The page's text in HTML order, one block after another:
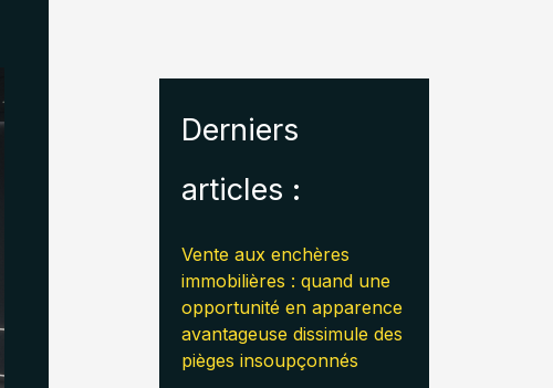
Derniers
articles :
Vente aux enchères
immobilières : quand une
opportunité en apparence
avantageuse dissimule des
pièges insoupçonnés